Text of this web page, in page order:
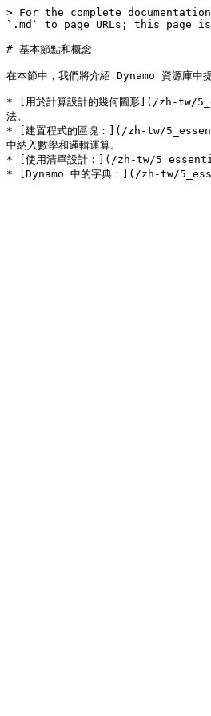
> For the complete
`.md` to page URLs; this page is
# 基本節點和概念
在本節中，我們將介紹 Dynamo 資源庫中
* [用於計算設計的幾何圖形](/zh-tw/
法。
* [建置程式的區塊：](/zh-tw/
中納入數學和邏輯運算。
* [使用清單設計：](/zh-tw/